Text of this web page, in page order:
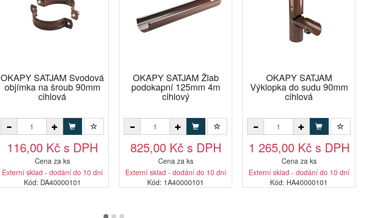
OKAPY SATJAM Svodová
objímka na šroub 90mm
cihlová
116,00 Kč s DPH
Cena za ks
Externí sklad - dodání do 10 dní
Kód: DA40000101
OKAPY SATJAM Žlab
podokapní 125mm 4m
cihlový
825,00 Kč s DPH
Cena za ks
Externí sklad - dodání do 10 dní
Kód: 1A40000101
OKAPY SATJAM
Výklopka do sudu 90mm
cihlová
1 265,00 Kč s DPH
Cena za ks
Externí sklad - dodání do 10 dní
Kód: HA40000101